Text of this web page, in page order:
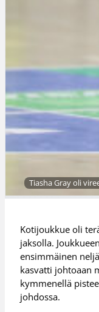
Tiasha Gray oli
Kotijoukkue oli
jaksolla.
ensimmäinen
kasvatti johtoaan
kymmenellä
johdossa.